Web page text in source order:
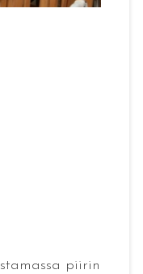
piirin